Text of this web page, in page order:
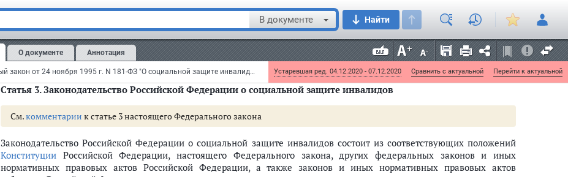
В документе Найти
О документе Аннотация
Федеральный закон от 24 ноября 1995 г. N 181-ФЗ "О социальной защите инвалидов в Российской Федерации" Устаревшая ред. 04.12.2020 - 07.12.2020 Сравнить с актуальной Перейти к актуальной
социальной поддержки, обеспечивающих инвалидам условия для преодоления, замещения (компенсации)
ограничений жизнедеятельности и направленных на создание им равных с другими гражданами возможностей
участия в жизни общества.
Социальная поддержка инвалидов- система мер, обеспечивающая социальные гарантии инвалидам,
устанавливаемая законами и иными нормативными правовыми актами, за исключением пенсионного обеспечения.
Статья 3.Законодательство Российской Федерации о социальной защите инвалидов
См.комментарии к статье 3 настоящего Федерального закона
Законодательство Российской Федерации о социальной защите инвалидов состоит из соответствующих положений
Конституции Российской Федерации, настоящего Федерального закона, других федеральных законов и иных
нормативных правовых актов Российской Федерации, а также законов и иных нормативных правовых актов